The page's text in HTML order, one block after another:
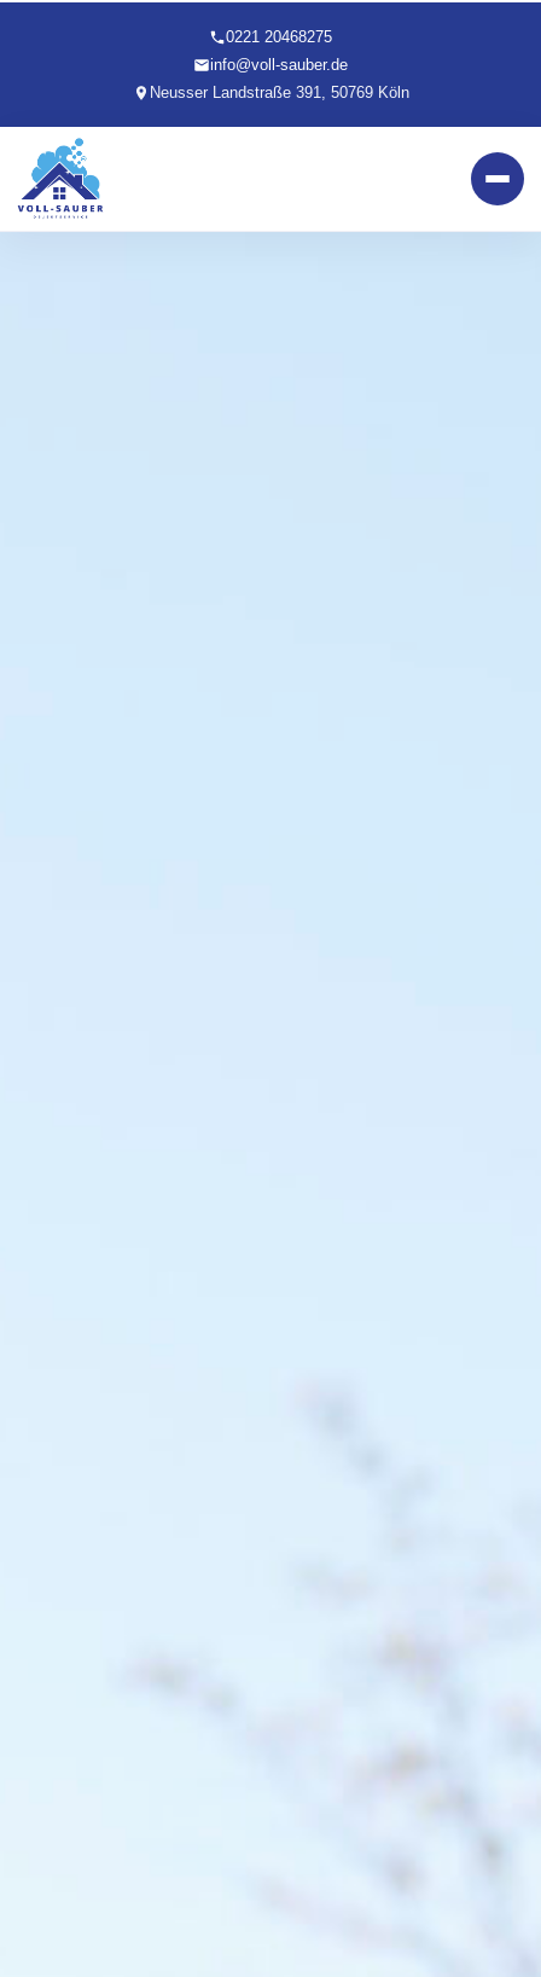
0221 20468275
info@voll-sauber.de
Neusser Landstraße 391, 50769 Köln